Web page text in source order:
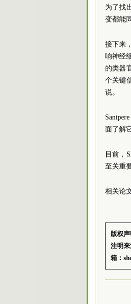
为了找
变都能
接下来
响神经
的类器
个关键
说。
面了解
目前，
至关重
相关论
版权
注明
箱：